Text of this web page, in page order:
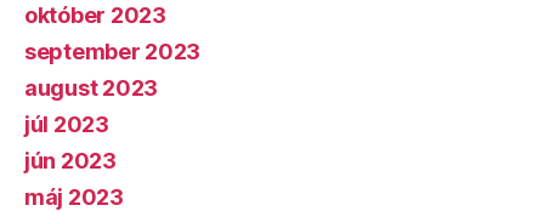
október 2023
september 2023
august 2023
júl 2023
jún 2023
máj 2023